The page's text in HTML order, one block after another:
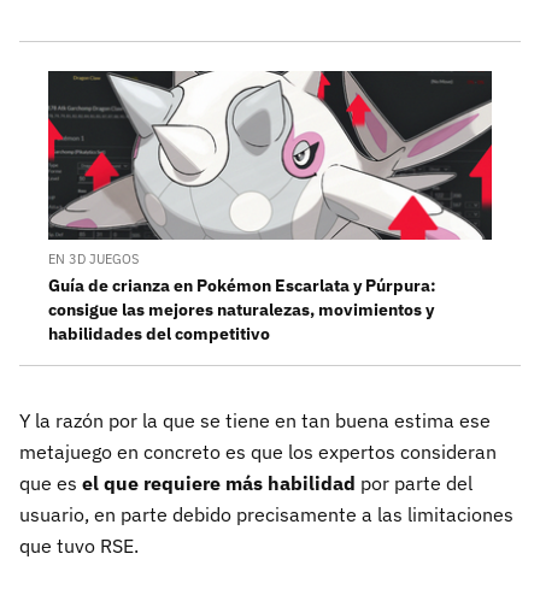
EN 3D JUEGOS
Guía de crianza en Pokémon Escarlata y Púrpura:
consigue las mejores naturalezas, movimientos y
habilidades del competitivo
Y la razón por la que se tiene en tan buena estima ese
metajuego en concreto es que los expertos consideran
que es el que requiere más habilidad por parte del
usuario, en parte debido precisamente a las limitaciones
que tuvo RSE.